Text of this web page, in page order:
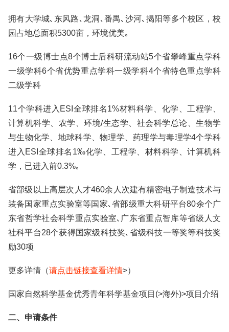
拥有大学城､东风路､龙洞､番禺､沙河､揭阳等多个校区，校
园占地总面积5300亩，环境优美｡
16个一级博士点8个博士后科研流动站5个省攀峰重点学科
一级学科6个省优势重点学科一级学科4个省特色重点学科
二级学科
11个学科进入ESI全球排名1%材料科学、化学、工程学、
计算机科学、农学、环境/生态学、社会科学总论、生物学
与生物化学、地球科学、物理学、药理学与毒理学4个学科
进入ESI全球排名1‰化学、工程学、材料科学、计算机科
学，已进入前0.3%｡
省部级以上高层次人才460余人次建有精密电子制造技术与
装备国家重点实验室等国家､省部级重大科研平台80余个广
东省哲学社会科学重点实验室､广东省重点智库等省级人文
社科平台28个获得国家级科技奖､省级科技一等奖等科技奖
励30项
更多详情（请点击链接查看详情>）
国家自然科学基金优秀青年科学基金项目(>海外)>项目介绍
二、申请条件